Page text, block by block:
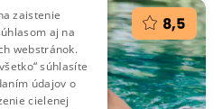
8,5
zaistenie
aj na
webstránok.
súhlasíte
údajov o
cielenej